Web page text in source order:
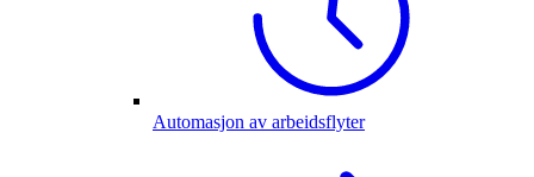
Automasjon av arbeidsflyter